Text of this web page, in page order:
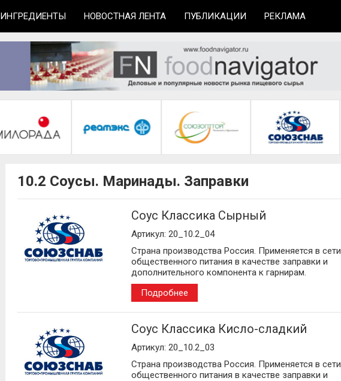
ИНГРЕДИЕНТЫ НОВОСТНАЯ ЛЕНТА ПУБЛИКАЦИИ РЕКЛАМА
10.2 Соусы. Маринады. Заправки
Соус Классика Сырный
Артикул: 20_10.2_04
Страна производства Россия. Применяется в сети
общественного питания в качестве заправки и
дополнительного компонента к гарнирам.
Подробнее
Соус Классика Кисло-сладкий
Артикул: 20_10.2_03
Страна производства Россия. Применяется в сети
общественного питания в качестве заправки и